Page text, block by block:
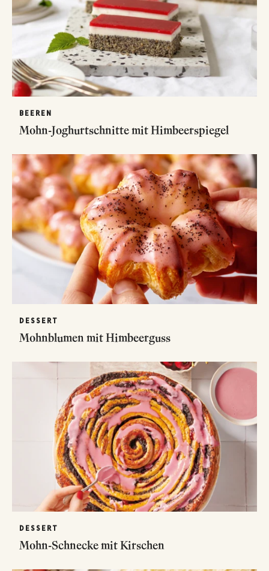
BEEREN
Mohn-Joghurtschnitte mit Himbeerspiegel
DESSERT
Mohnblumen mit Himbeerguss
DESSERT
Mohn-Schnecke mit Kirschen